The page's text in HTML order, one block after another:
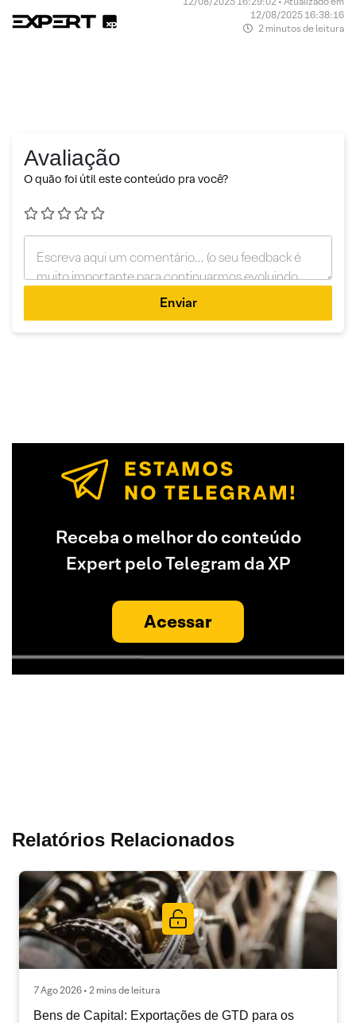
12/08/2025 16:38:16
2 minutos de leitura
Avaliação
O quão foi útil este conteúdo pra você?
Enviar
Receba o melhor do conteúdo
Expert pelo Telegram da XP
Acessar
Relatórios Relacionados
7 Ago 2026 • 2 mins de leitura
Bens de Capital: Exportações de GTD para os